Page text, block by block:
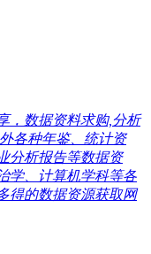
，数据资料求购,分析
各种年鉴、统计资
分析报告等数据资
学、计算机学科等各
得的数据资源获取网